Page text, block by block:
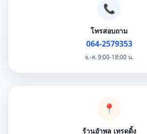
📞
โทรสอบถาม
064-2579353
จ.-ส. 9:00-18:00 น.
📍
ร้านอำพล เทรดดิ้ง